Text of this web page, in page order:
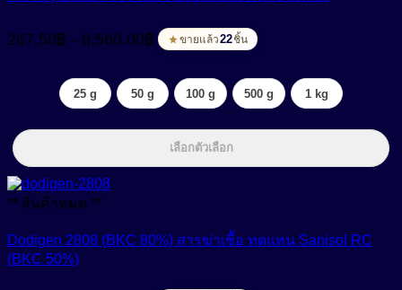
267.50฿ – 8,560.00฿ range:
through
8,560.00฿
ขายแล้ว22ชิ้น
25 g 50 g 100 g 500 g 1 kg
เลือกตัวเลือก
** สินค้าหมด **
Dodigen 2808 (BKC 80%) สารฆ่าเชื้อ ทดแทน Sanisol RC
(BKC 50%)